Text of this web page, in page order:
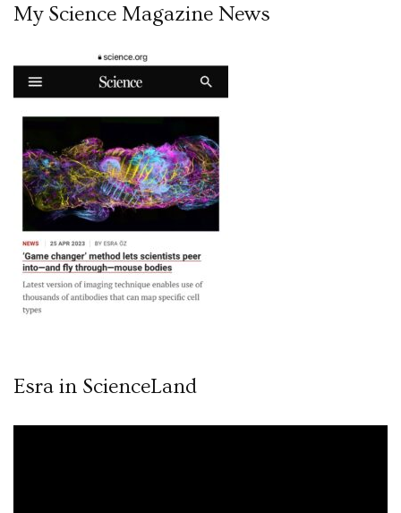
My Science Magazine News
Esra in ScienceLand